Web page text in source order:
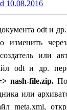
10.08.2016
odt и
изменить
или
odt и др.
nash-file.zip.
или
meta.xml,